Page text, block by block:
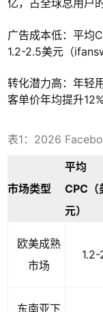
亿，占全球总用户
广告成本低：平均
1.2-2.5美元（
转化潜力高：年轻
客单价年均提升
表1：2026
市场类型
平均
CPC（
元）
欧美成熟
市场
东南亚下